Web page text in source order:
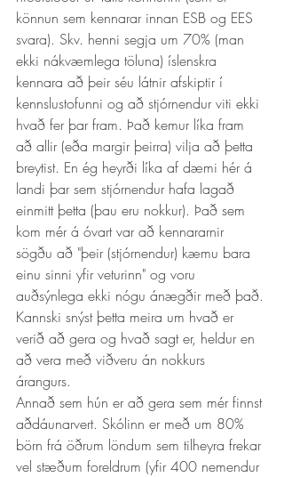
könnun sem kennarar innan ESB og EES
svara). Skv. henni segja um 70% (man
ekki nákvæmlega töluna) íslenskra
kennara að þeir séu látnir afskiptir í
kennslustofunni og að stjórnendur viti ekki
hvað fer þar fram. Það kemur líka fram
að allir (eða margir þeirra) vilja að þetta
breytist. En ég heyrði líka af dæmi hér á
landi þar sem stjórnendur hafa lagað
einmitt þetta (þau eru nokkur). Það sem
kom mér á óvart var að kennararnir
sögðu að "þeir (stjórnendur) kæmu bara
einu sinni yfir veturinn" og voru
auðsýnlega ekki nógu ánægðir með það.
Kannski snýst þetta meira um hvað er
verið að gera og hvað sagt er, heldur en
að vera með viðveru án nokkurs
árangurs.
Annað sem hún er að gera sem mér finnst
aðdáunarvert. Skólinn er með um 80%
börn frá öðrum löndum sem tilheyra frekar
vel stæðum foreldrum (yfir 400 nemendur